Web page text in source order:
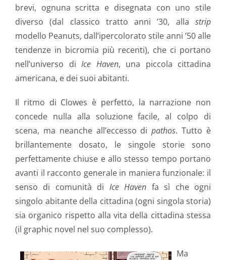
brevi, ognuna scritta e disegnata con uno stile
diverso (dal classico tratto anni ’30, alla strip
modello Peanuts, dall’ipercolorato stile anni ’50 alle
tendenze in bicromia più recenti), che ci portano
nell’universo di Ice Haven, una piccola cittadina
americana, e dei suoi abitanti.
Il ritmo di Clowes è perfetto, la narrazione non
concede nulla alla soluzione facile, al colpo di
scena, ma neanche all’eccesso dipathos. Tutto è
brillantemente dosato, le singole storie sono
perfettamente chiuse e allo stesso tempo portano
avanti il racconto generale in maniera funzionale: il
senso di comunità di Ice Haven fa sì che ogni
singolo abitante della cittadina (ogni singola storia)
sia organico rispetto alla vita della cittadina stessa
(il graphic novel nel suo complesso).
Ma